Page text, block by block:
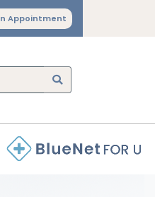
Appointment